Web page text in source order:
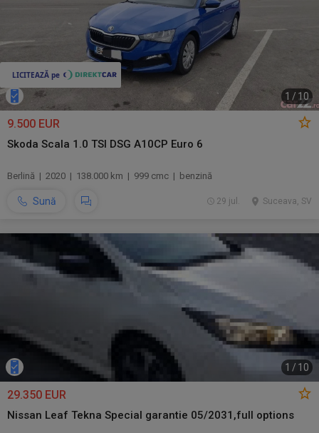
1 / 10
9.500 EUR
Skoda Scala 1.0 TSI DSG A10CP Euro 6
Berlină | 2020 | 138.000 km | 999 cmc | benzină
Sună Suceava, SV
29 jul.
1 / 10
29.350 EUR
Nissan Leaf Tekna Special garantie 05/2031,full options